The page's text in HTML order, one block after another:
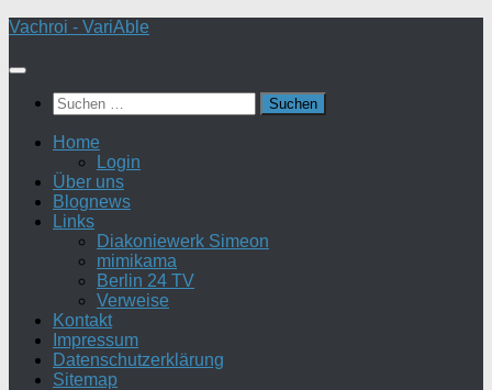
Zum
springen
Vachroi - VariAble
Suchen
nach:
Home
Login
Über uns
Blognews
Links
Diakoniewerk Simeon
mimikama
Berlin 24 TV
Verweise
Kontakt
Impressum
Datenschutzerklärung
Sitemap